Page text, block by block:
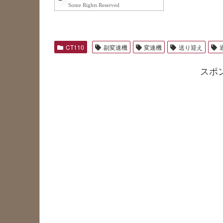
Some Rights Reserved
CT110 副変速機 変速機 送り迎え
スポ